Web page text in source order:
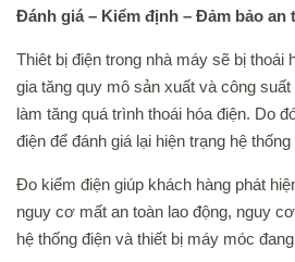
TUYỂN DỤNG
LIÊN HỆ
Đánh giá – Kiểm định – Đảm bảo an
Thiêt bị điện trong nhà máy sẽ bị thoái
gia tăng quy mô sản xuất và công
làm tăng quá trình thoái hóa điện. Do
điện để đánh giá lại hiện trạng hệ thống
Đo kiểm điện giúp khách hàng phát
nguy cơ mất an toàn lao động, nguy
hệ thống điện và thiết bị máy móc